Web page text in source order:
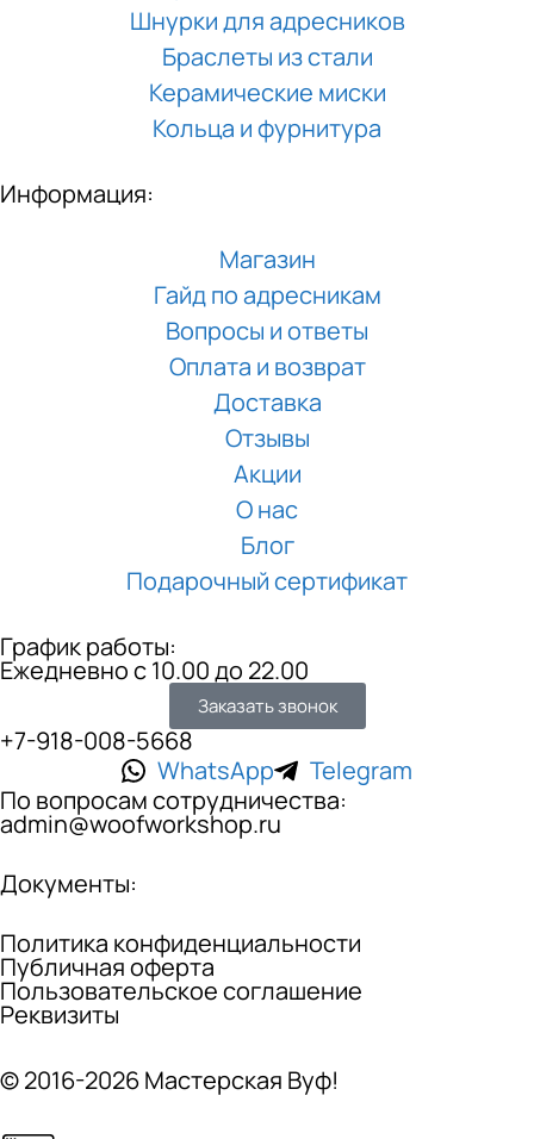
Шнурки для адресников
Браслеты из стали
Керамические миски
Кольца и фурнитура
Информация:
Магазин
Гайд по адресникам
Вопросы и ответы
Оплата и возврат
Доставка
Отзывы
Акции
О нас
Блог
Подарочный сертификат
График работы:
Ежедневно с 10.00 до 22.00
Заказать звонок
+7-918-008-5668
WhatsApp
Telegram
По вопросам сотрудничества:
admin@woofworkshop.ru
Документы:
Политика конфиденциальности
Публичная оферта
Пользовательское соглашение
Реквизиты
© 2016-2026 Мастерская Вуф!